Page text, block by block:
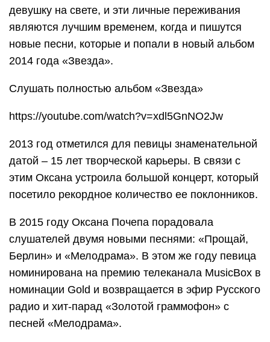
девушку на свете, и эти личные переживания
являются лучшим временем, когда и пишутся
новые песни, которые и попали в новый альбом
2014 года «Звезда».
Слушать полностью альбом «Звезда»
https://youtube.com/watch?v=xdl5GnNO2Jw
2013 год отметился для певицы знаменательной
датой – 15 лет творческой карьеры. В связи с
этим Оксана устроила большой концерт, который
посетило рекордное количество ее поклонников.
В 2015 году Оксана Почепа порадовала
слушателей двумя новыми песнями: «Прощай,
Берлин» и «Мелодрама». В этом же году певица
номинирована на премию телеканала MusicBox в
номинации Gold и возвращается в эфир Русского
радио и хит-парад «Золотой граммофон» с
песней «Мелодрама».